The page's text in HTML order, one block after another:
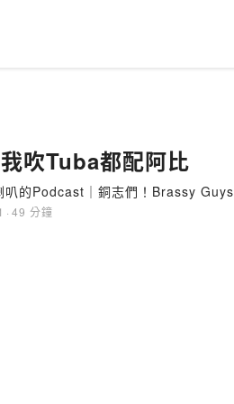
吹Tuba都配阿比
叭的Podcast｜銅志們！Brassy Guys
· 49 分鐘